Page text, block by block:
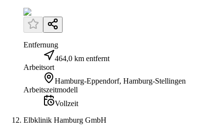
Entfernung
464,0 km entfernt
Arbeitsort
Hamburg-Eppendorf, Hamburg-Stellingen
Arbeitszeitmodell
Vollzeit
Elbklinik Hamburg GmbH